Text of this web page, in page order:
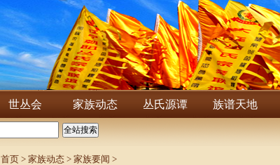
世丛会 家族动态 丛氏源谭 族谱天地
首页> 家族动态> 家族要闻 >